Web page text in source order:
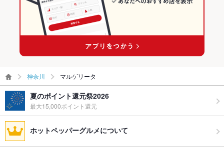
神奈川 マルゲリータ
夏のポイント還元祭2026
最大15,000ポイント還元
ホットペッパーグルメについて